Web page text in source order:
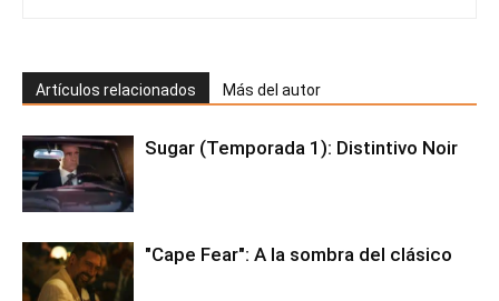
Artículos relacionados Más del autor
Sugar (Temporada 1): Distintivo Noir
"Cape Fear": A la sombra del clásico